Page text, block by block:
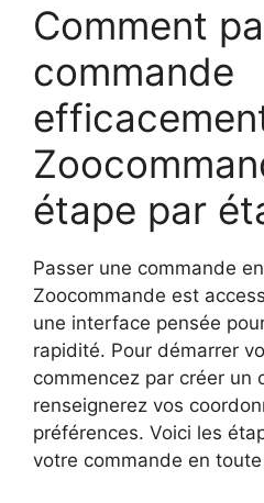
Comment
commande
étape par
Passer une commande
Zoocommande est
une interface pensée
rapidité. Pour démarrer
commencez par créer un
renseignerez vos
préférences. Voici les
votre commande en